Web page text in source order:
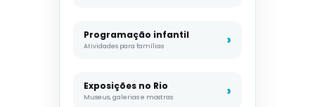
Programação infantil
Atividades para famílias
Exposições no Rio
Museus, galerias e mostras